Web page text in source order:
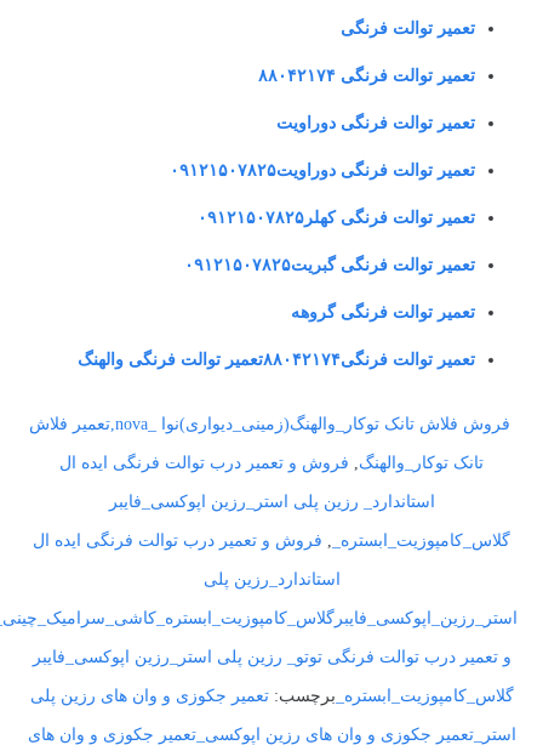
تعمیر توالت فرنگی
تعمیر توالت فرنگی ۸۸۰۴۲۱۷۴
تعمیر توالت فرنگی دوراویت
تعمیر توالت فرنگی دوراویت۰۹۱۲۱۵۰۷۸۲۵
تعمیر توالت فرنگی کهلر۰۹۱۲۱۵۰۷۸۲۵
تعمیر توالت فرنگی گبریت۰۹۱۲۱۵۰۷۸۲۵
تعمیر توالت فرنگی گروهه
تعمیر توالت فرنگی۸۸۰۴۲۱۷۴تعمیر توالت فرنگی والهنگ
فروش فلاش تانک توکار_والهنگ(زمینی_دیواری)نوا _nova,تعمیر فلاش
تانک توکار_والهنگ, فروش و تعمیر درب توالت فرنگی ایده ال
استاندارد_ رزین پلی استر_رزین اپوکسی_فایبر
گلاس_کامپوزیت_ابستره_ , فروش و تعمیر درب توالت فرنگی ایده ال
استاندارد_رزین پلی
و تعمیر درب توالت فرنگی توتو_ رزین پلی استر_رزین اپوکسی_فایبر
گلاس_کامپوزیت_ابستره_ برچسب:تعمیر جکوزی و وان های رزین پلی
استر_تعمیر جکوزی و وان های رزین اپوکسی_تعمیر جکوزی و وان های